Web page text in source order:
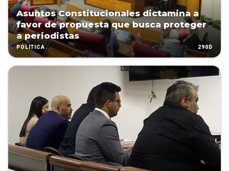
Asuntos Constitucionales dictamina a
favor de propuesta que busca proteger
a periodistas
POLÍTICA 290D